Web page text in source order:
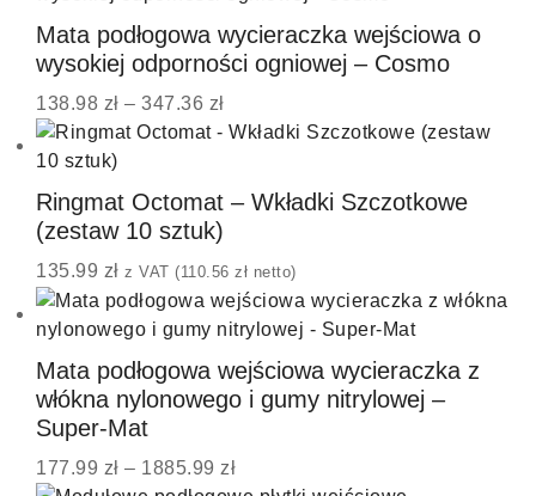
Mata podłogowa wycieraczka wejściowa o
wysokiej odporności ogniowej – Cosmo
138.98 zł – 347.36 zł
Ringmat Octomat – Wkładki Szczotkowe
(zestaw 10 sztuk)
135.99 zł z VAT (110.56 zł netto)
Mata podłogowa wejściowa wycieraczka z
włókna nylonowego i gumy nitrylowej –
Super-Mat
177.99 zł – 1885.99 zł